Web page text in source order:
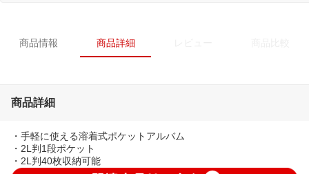
商品情報 商品詳細
商品詳細
・手軽に使える溶着式ポケットアルバム
・2L判1段ポケット
・2L判40枚収納可能